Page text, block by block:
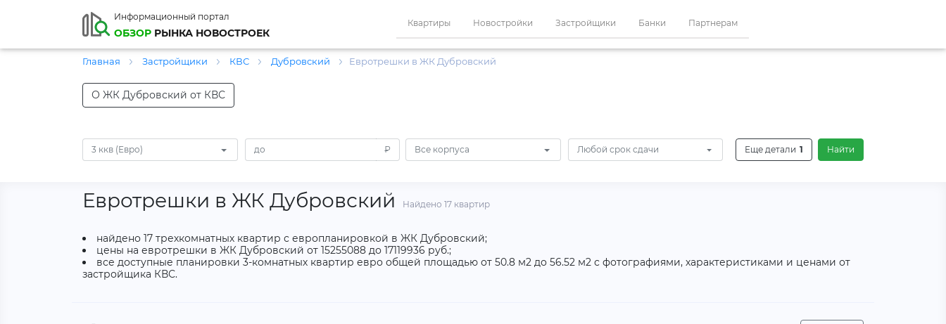
Информационный портал
ОБЗОР РЫНКА НОВОСТРОЕК
Квартиры Новостройки Застройщики Банки Партнерам
Главная Застройщики КВС Дубровский Евротрешки в ЖК Дубровский
О ЖК Дубровский от КВС
3 ккв (Евро) ₽ Все корпуса Любой срок сдачи Еще детали 1 Найти
Евротрешки в ЖК Дубровский Найдено 17 квартир
найдено 17 трехкомнатных квартир с европланировкой в ЖК Дубровский;
цены на евротрешки в ЖК Дубровский от 15255088 до 17119936 руб.;
все доступные планировки 3-комнатных квартир евро общей площадью от 50.8 м2 до 56.52 м2 с фотографиями, характеристиками и ценами от
застройщика КВС.